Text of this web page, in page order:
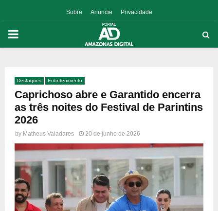
Sobre Anuncie Privacidade
PRIMARY
Destaques Entretenimento
Caprichoso abre e Garantido encerra
as três noites do Festival de Parintins
2026
by Matheus Valadares 20 de junho de 2026